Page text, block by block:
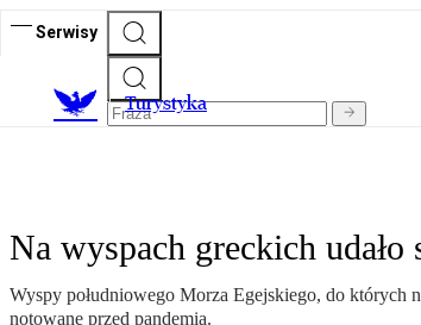
Serwisy
Turystyka
Na wyspach greckich
Wyspy południowego Morza Egejskiego, do których
notowane przed pandemią.